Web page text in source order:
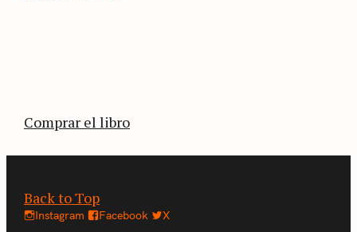
Comprar el libro
Back to Top
Instagram Facebook X